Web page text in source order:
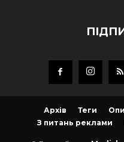
Архів Теги
З питань реклами